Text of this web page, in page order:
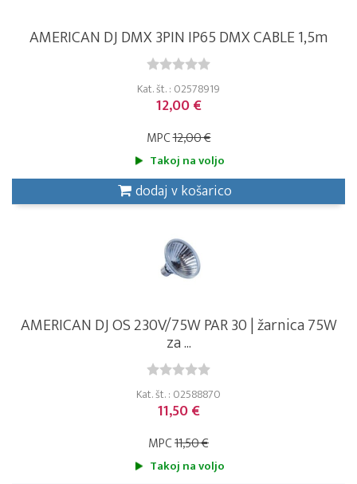
AMERICAN DJ DMX 3PIN IP65 DMX CABLE 1,5m
Kat. št. : 02578919
12,00 €
MPC12,00 €
Takoj na voljo
dodaj v košarico
AMERICAN DJ OS 230V/75W PAR 30 | žarnica 75W
za ...
Kat. št. : 02588870
11,50 €
MPC11,50 €
Takoj na voljo